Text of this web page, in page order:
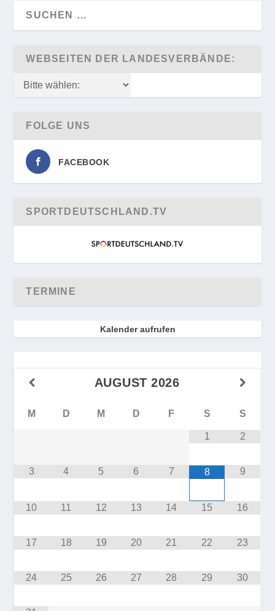
WEBSEITEN DER LANDESVERBÄNDE:
FOLGE UNS
FACEBOOK
SPORTDEUTSCHLAND.TV
TERMINE
Kalender aufrufen
AUGUST 2026
M D M D F S S
1 2
3 4 5 6 7 8 9
10 11 12 13 14 15 16
17 18 19 20 21 22 23
24 25 26 27 28 29 30